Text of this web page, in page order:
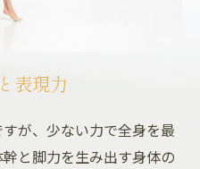
表現力
が、少ない力で全身を最
と脚力を生み出す身体の